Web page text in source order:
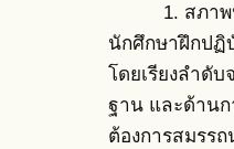
1. สภาพปัจ
นักศึกษาฝึกปฏิ
โดยเรียงลำดั
ฐาน และด้าน
ต้องการสมรร